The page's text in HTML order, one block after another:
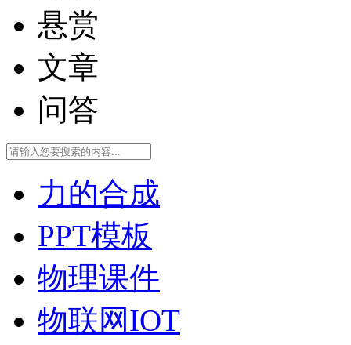
悬赏
文章
问答
力的合成
PPT模板
物理课件
物联网IOT